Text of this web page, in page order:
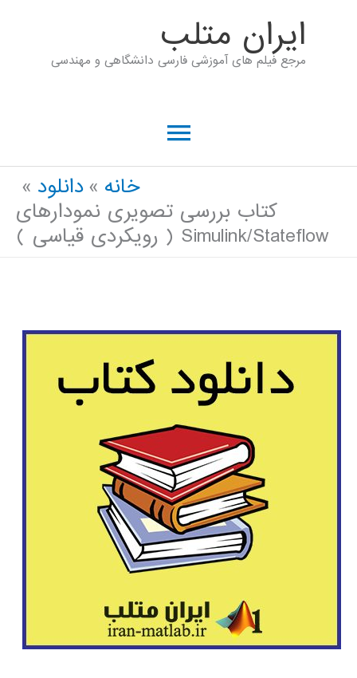
ايران متلب
مرجع فیلم های آموزشی فارسی دانشگاهی و مهندسی
فهرست
اصلیخانه
دانلود
کتاب بررسی تصویری نمودارهای
Simulink/Stateflow ( رویکردی قیاسی )